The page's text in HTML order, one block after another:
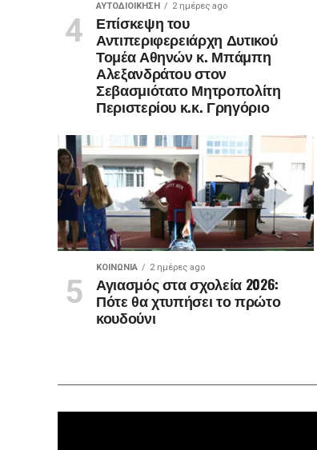
ΑΥΤΟΔΙΟΊΚΗΣΗ 2 ημέρες ago
Επίσκεψη του
Αντιπεριφερειάρχη Δυτικού
Τομέα Αθηνών κ. Μπάμπη
Αλεξανδράτου στον
Σεβασμιότατο Μητροπολίτη
Περιστερίου κ.κ. Γρηγόριο
ΚΟΙΝΩΝΊΑ 2 ημέρες ago
Αγιασμός στα σχολεία 2026:
Πότε θα χτυπήσει το πρώτο
κουδούνι